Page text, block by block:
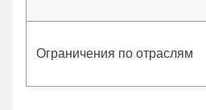
Ограничения по отраслям